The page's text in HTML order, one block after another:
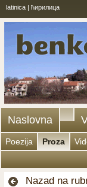
latinica | ћирилица
Naslovna
Poezija Proza
Nazad na